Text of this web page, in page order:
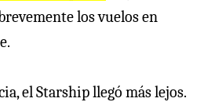
los vuelos en
el Starship llegó más lejos.